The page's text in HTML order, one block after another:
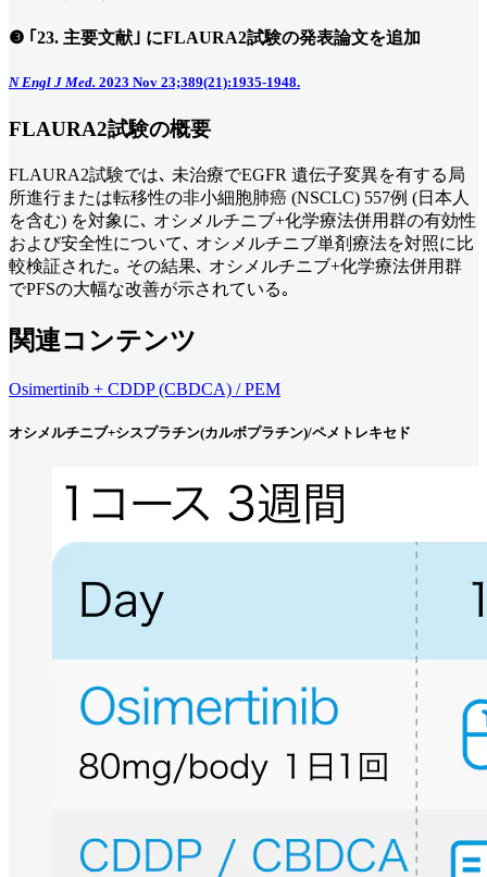
❸ ｢23. 主要文献｣ にFLAURA2試験の発表論文を追加
N Engl J Med. 2023 Nov 23;389(21):1935-1948.
FLAURA2試験の概要
FLAURA2試験では､ 未治療でEGFR 遺伝子変異を有する局
所進行または転移性の非小細胞肺癌 (NSCLC) 557例 (日本人
を含む) を対象に､ オシメルチニブ+化学療法併用群の有効性
および安全性について､ オシメルチニブ単剤療法を対照に比
較検証された｡ その結果､ オシメルチニブ+化学療法併用群
でPFSの大幅な改善が示されている｡
関連コンテンツ
Osimertinib + CDDP (CBDCA) / PEM
オシメルチニブ+シスプラチン(カルボプラチン)/ペメトレキセド